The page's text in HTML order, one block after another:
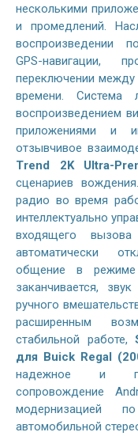
несколькими
и промедлений.
воспроизведении
GPS-навигации,
переключении
времени. Система
воспроизведением
приложениями и
отзывчивое
Trend 2K Ultra-
сценариев
радио во время
интеллектуально
входящего
автоматически
общение в
заканчивается,
ручного
расширенным
стабильной работе,
для Buick Regal
надежное и
сопровождение
модернизацией
автомобильной